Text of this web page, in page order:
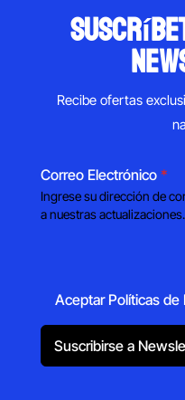
Recibe ofertas
Correo Electrónico *
Ingrese su dirección de
a nuestras actualizaciones.
Aceptar Políticas de
Suscribirse a